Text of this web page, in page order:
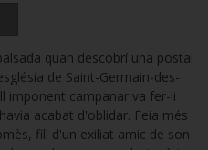
quan descobrí una postal
de Saint-Germain-des-
imponent campanar va fer-li
acabat d'oblidar. Feia més
fill d'un exiliat amic de son